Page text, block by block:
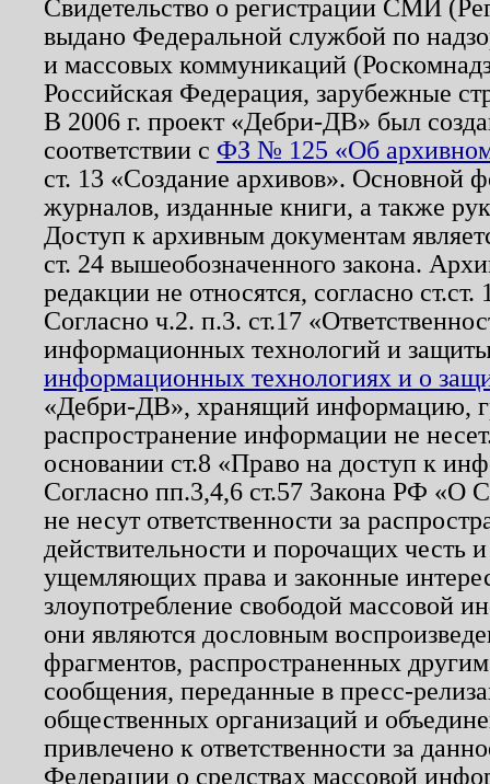
Свидетельство о регистрации СМИ
выдано Федеральной службой по
и массовых коммуникаций
Российская Федерация, зарубежные
В 2006 г. проект «Дебри-ДВ» был
соответствии с ФЗ № 125 «Об
ст. 13 «Создание архивов». Основной
журналов, изданные книги, а также
Доступ к архивным документам
ст. 24 вышеобозначенного закона.
редакции не относятся, согласно
Согласно ч.2. п.3. ст.17
информационных технологий и
информационных технологиях и о
«Дебри-ДВ», хранящий информацию,
распространение информации не
основании ст.8 «Право на доступ к
Согласно пп.3,4,6 ст.57 Закона РФ «О
не несут ответственности за
действительности и порочащих честь
ущемляющих права и законные
злоупотребление свободой массовой
они являются дословным
фрагментов, распространенных
сообщения, переданные в пресс-
общественных организаций и
привлечено к ответственности за
Федерации о средствах массовой